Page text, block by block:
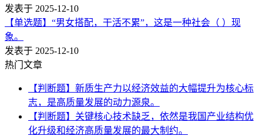
发表于 2025-12-10
【单选题】“男女搭配，干活不累”，这是一种社会（ ）现
象。
发表于 2025-12-10
热门文章
【判断题】新质生产力以经济效益的大幅提升为核心标
志，是高质量发展的动力源泉。
【判断题】关键核心技术缺乏，依然是我国产业结构优
化升级和经济高质量发展的最大制约。